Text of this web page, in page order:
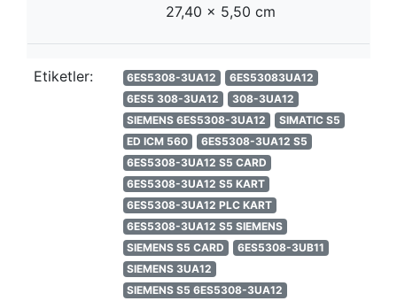
27,40 x 5,50 cm
Etiketler: 6ES5308-3UA12
6ES53083UA12
6ES5 308-3UA12
308-3UA12
SIEMENS 6ES5308-3UA12
SIMATIC S5
ED ICM 560
6ES5308-3UA12 S5
6ES5308-3UA12 S5 CARD
6ES5308-3UA12 S5 KART
6ES5308-3UA12 PLC KART
6ES5308-3UA12 S5 SIEMENS
SIEMENS S5 CARD
6ES5308-3UB11
SIEMENS 3UA12
SIEMENS S5 6ES5308-3UA12